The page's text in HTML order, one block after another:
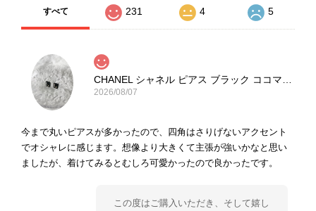
すべて 231 4 5
2026/08/07
今まで丸いピアスが多かったので、四角はさりげないアクセント
でオシャレに感じます。想像より大きくて主張が強いかなと思い
ましたが、着けてみるとむしろ可愛かったので良かったです。
この度はご購入いただき、そして嬉し